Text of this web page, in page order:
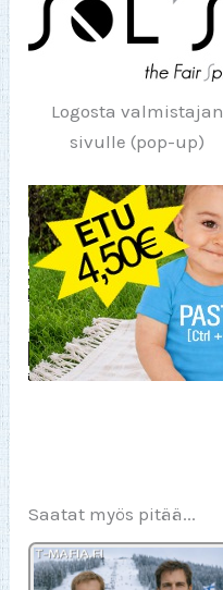
Logosta valmistajan
sivulle (pop-up)
Saatat myös pitää...